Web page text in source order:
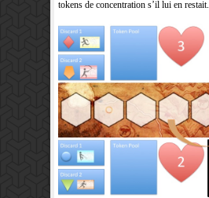
tokens de concentration s’il lui en restait.